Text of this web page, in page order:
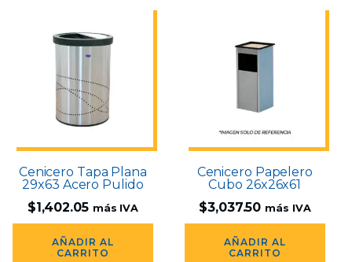
Cenicero Tapa Plana
29x63 Acero Pulido
$1,402.05 más IVA
AÑADIR AL
CARRITO
Cenicero Papelero
Cubo 26x26x61
$3,037.50 más IVA
AÑADIR AL
CARRITO